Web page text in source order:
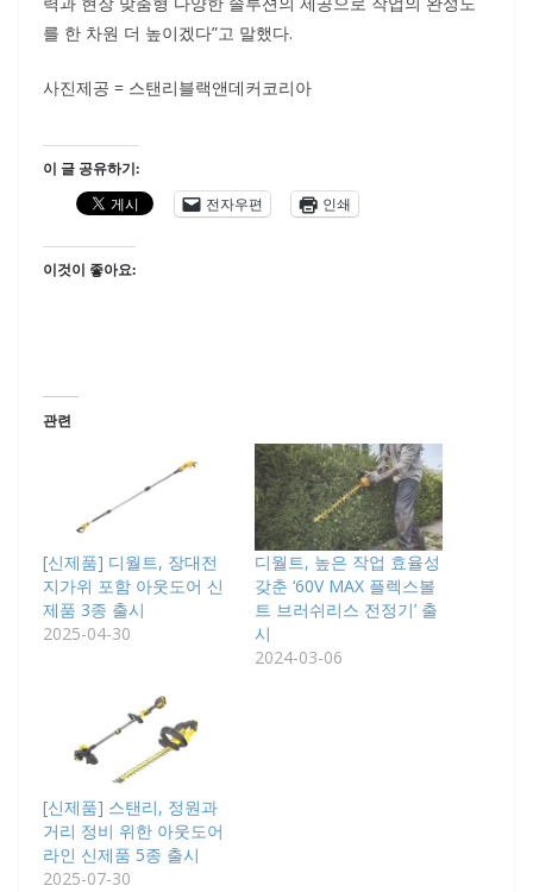
를 한 차원 더 높이겠다”고 말했다.
사진제공 = 스탠리블랙앤데커코리아
이 글 공유하기:
전자우편
인쇄
이것이 좋아요:
관련
[신제품] 디월트, 장대전
지가위 포함 아웃도어 신
제품 3종 출시
2025-04-30
디월트, 높은 작업 효율성
갖춘 ‘60V MAX 플렉스볼
트 브러쉬리스 전정기’ 출
시
2024-03-06
[신제품] 스탠리, 정원과
거리 정비 위한 아웃도어
라인 신제품 5종 출시
2025-07-30